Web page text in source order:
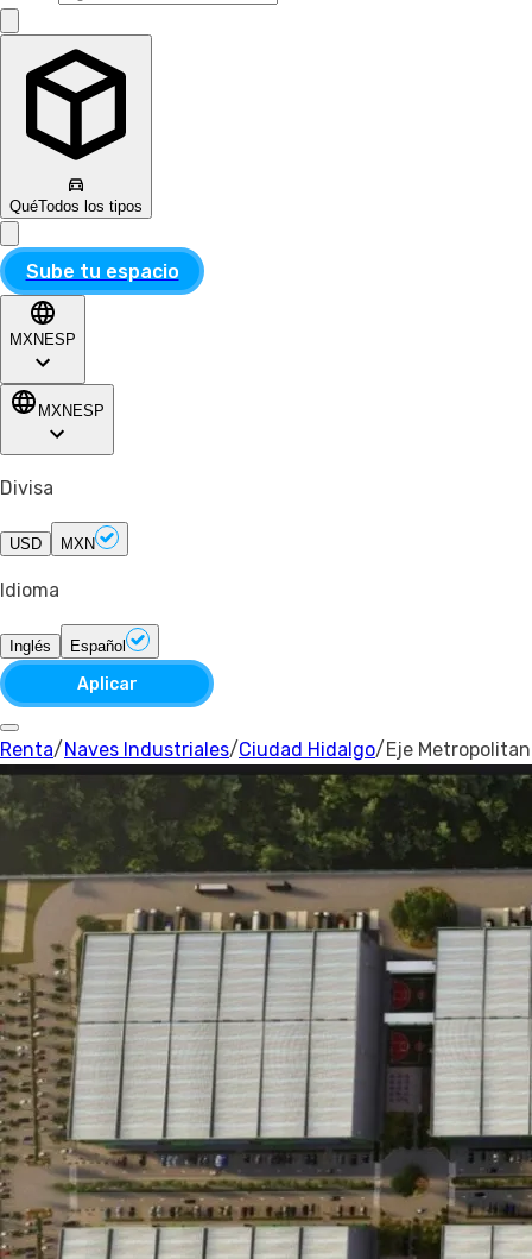
QuéTodos los tipos
Sube tu espacio
MXN ESP
MXN ESP
Divisa
USD MXN
Idioma
Inglés Español
Aplicar
Renta/Naves Industriales/Ciudad Hidalgo/Eje